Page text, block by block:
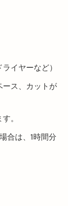
イヤーなど）
ース、カットが
。
合は、1時間分